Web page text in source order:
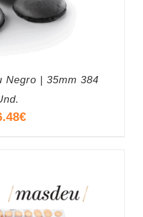
Negro | 35mm 384
€